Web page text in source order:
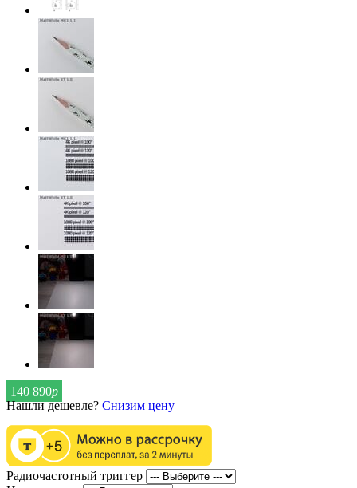
140 890р
Нашли дешевле? Снизим цену
Радиочастотный триггер